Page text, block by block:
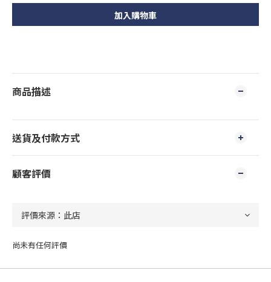
加入購物車
商品描述
送貨及付款方式
顧客評價
尚未有任何評價